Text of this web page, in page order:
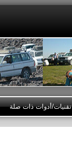
تقنيات/أدوات ذات صلة